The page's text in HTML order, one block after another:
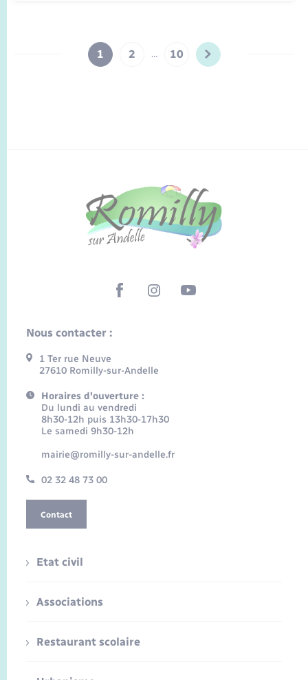
1 2 … 10
Nous contacter :
1 Ter rue Neuve
27610 Romilly-sur-Andelle
Horaires d'ouverture :
Du lundi au vendredi
8h30-12h puis 13h30-17h30
Le samedi 9h30-12h
mairie@romilly-sur-andelle.fr
02 32 48 73 00
Contact
Etat civil
Associations
Restaurant scolaire